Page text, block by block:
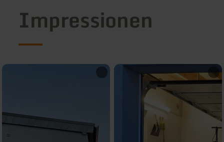
Impressionen